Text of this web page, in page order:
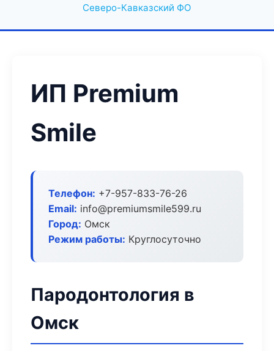
Северо-Кавказский ФО
ИП Premium
Smile
Телефон: +7-957-833-76-26
Email: info@premiumsmile599.ru
Город: Омск
Режим работы: Круглосуточно
Пародонтология в
Омск